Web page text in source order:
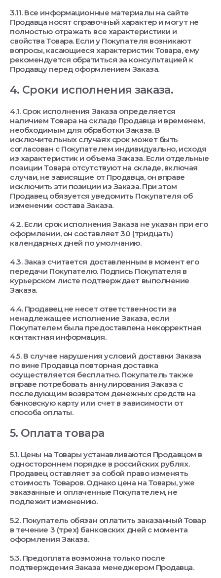
3.11. Все информационные материалы на сайте
Продавца носят справочный характер и могут не
полностью отражать все характеристики и
свойства Товара. Если у Покупателя возникают
вопросы, касающиеся характеристик Товара, ему
рекомендуется обратиться за консультацией к
Продавцу перед оформлением Заказа.
4. Сроки исполнения заказа.
4.1. Срок исполнения Заказа определяется
наличием Товара на складе Продавца и временем,
необходимым для обработки Заказа. В
исключительных случаях срок может быть
согласован с Покупателем индивидуально, исходя
из характеристик и объема Заказа. Если отдельные
позиции Товара отсутствуют на складе, включая
случаи, не зависящие от Продавца, он вправе
исключить эти позиции из Заказа. При этом
Продавец обязуется уведомить Покупателя об
изменении состава Заказа.
4.2. Если срок исполнения Заказа не указан при его
оформлении, он составляет 30 (тридцать)
календарных дней по умолчанию.
4.3. Заказ считается доставленным в момент его
передачи Покупателю. Подпись Покупателя в
курьерском листе подтверждает выполнение
Заказа.
4.4. Продавец не несет ответственности за
ненадлежащее исполнение Заказа, если
Покупателем была предоставлена некорректная
контактная информация.
4.5. В случае нарушения условий доставки Заказа
по вине Продавца повторная доставка
осуществляется бесплатно. Покупатель также
вправе потребовать аннулирования Заказа с
последующим возвратом денежных средств на
банковскую карту или счет в зависимости от
способа оплаты.
5. Оплата товара
5.1. Цены на Товары устанавливаются Продавцом в
одностороннем порядке в российских рублях.
Продавец оставляет за собой право изменять
стоимость Товаров. Однако цена на Товары, уже
заказанные и оплаченные Покупателем, не
подлежит изменению.
5.2. Покупатель обязан оплатить заказанный Товар
в течение 3 (трех) банковских дней с момента
оформления Заказа.
5.3. Предоплата возможна только после
подтверждения Заказа менеджером Продавца.